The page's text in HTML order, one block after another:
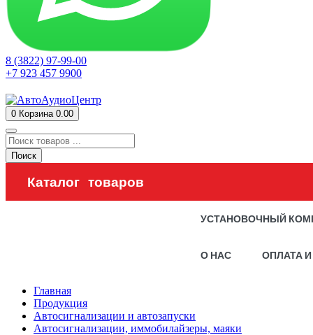
8 (3822) 97-99-00
+7 923 457 9900
0 Корзина 0.00
Поиск
Каталог товаров
УСТАНОВОЧНЫЙ
О НАС ОПЛАТА
Главная
Продукция
Автосигнализации и автозапуски
Автосигнализации, иммобилайзеры, маяки